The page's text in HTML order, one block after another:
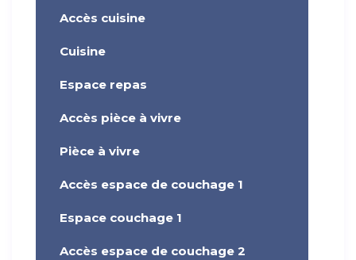
Accès cuisine
Cuisine
Espace repas
Accès pièce à vivre
Pièce à vivre
Accès espace de couchage 1
Espace couchage 1
Accès espace de couchage 2